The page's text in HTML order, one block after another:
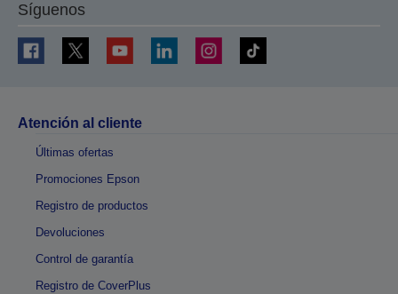
Síguenos
Atención al cliente
Últimas ofertas
Promociones Epson
Registro de productos
Devoluciones
Control de garantía
Registro de CoverPlus